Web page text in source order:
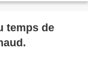
temps de